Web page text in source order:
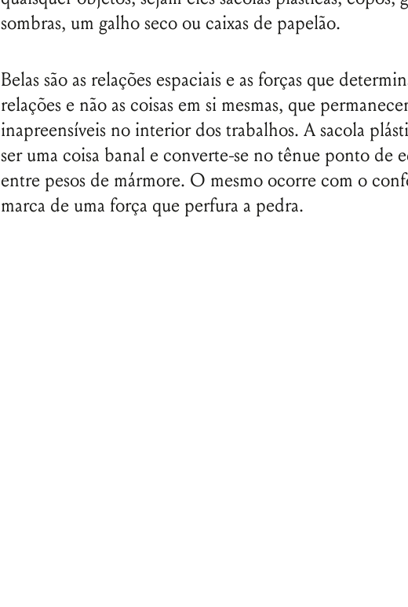
sombras, um galho seco ou caixas de papelão.
Belas são as relações espaciais e as forças que
relações e não as coisas em si mesmas, que
inapreensíveis no interior dos trabalhos. A sacola
ser uma coisa banal e converte-se no tênue ponto de
entre pesos de mármore. O mesmo ocorre com o
marca de uma força que perfura a pedra.